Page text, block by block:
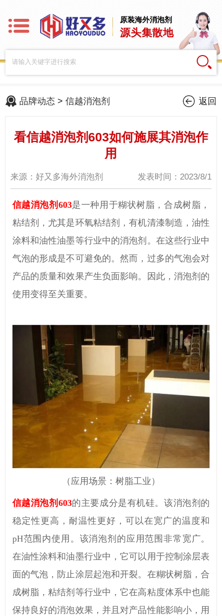
原装海外消泡剂
源头集散地
品牌动态 >信越消泡剂 返回
看信越消泡剂603如何施展其消泡作
用
来源：好又多海外消泡剂 发表时间：2023/8/1
信越消泡剂603是一种用于糊状树脂，合成树脂，
粘结剂，尤其是环氧粘结剂，有机清漆制造，油性
涂料和油性油墨等行业中的消泡剂。在这些行业中
气泡的形成是不可避免的。然而，过多的气泡会对
产品的质量和效果产生负面影响。因此，消泡剂的
使用变得至关重要。
（应用场景：树脂工业）
信越消泡剂 603的主要成分是有机硅。该消泡剂 的
稳定性更高，耐温性更好，可以在宽广的温度和
pH范围内使用 。 该消泡剂 的应用范围非常 宽广。
在油性涂料和油墨行业中，它可以用于控制涂层表
面的气泡，防止涂层起泡和开裂。 在糊状树脂，合
成树脂，粘结剂 等行业中，它在高粘度体系中也能
保持良好的消泡效果，并且对产品性能影响小，用